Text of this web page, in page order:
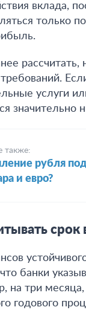
вклада,
только
услуги
также:
рубля
и евро?
срок
банки
на три
годового